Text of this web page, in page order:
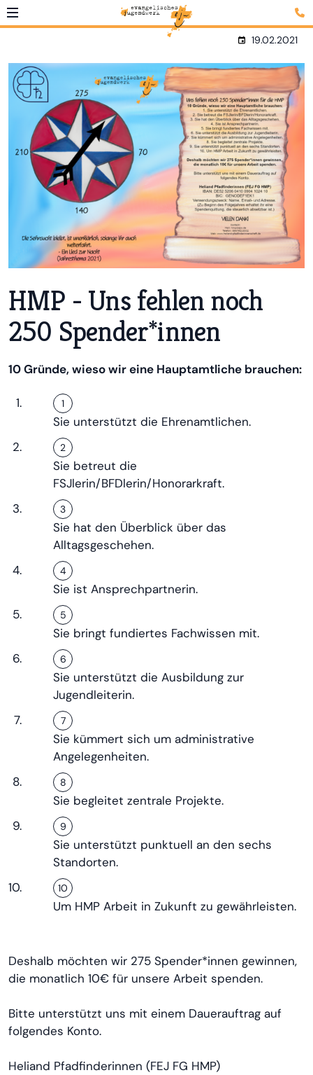
19.02.2021
HMP - Uns fehlen noch
250 Spender*innen
10 Gründe, wieso wir eine Hauptamtliche brauchen:
Sie unterstützt die Ehrenamtlichen.
Sie betreut die
FSJlerin/BFDlerin/Honorarkraft.
Sie hat den Überblick über das
Alltagsgeschehen.
Sie ist Ansprechpartnerin.
Sie bringt fundiertes Fachwissen mit.
Sie unterstützt die Ausbildung zur
Jugendleiterin.
Sie kümmert sich um administrative
Angelegenheiten.
Sie begleitet zentrale Projekte.
Sie unterstützt punktuell an den sechs
Standorten.
Um HMP Arbeit in Zukunft zu gewährleisten.
Deshalb möchten wir 275 Spender*innen gewinnen,
die monatlich 10€ für unsere Arbeit spenden.
Bitte unterstützt uns mit einem Dauerauftrag auf
folgendes Konto.
Heliand Pfadfinderinnen (FEJ FG HMP)